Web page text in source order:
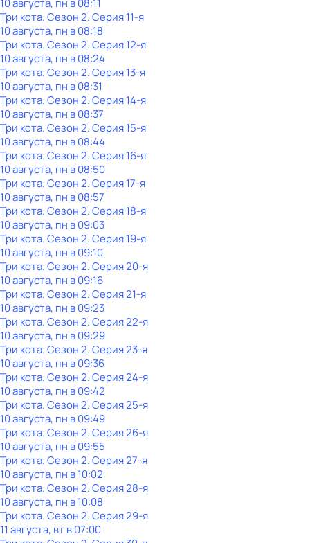
10 августа, пн в 08:11
Три кота. Сезон 2. Серия 11-я
10 августа, пн в 08:18
Три кота. Сезон 2. Серия 12-я
10 августа, пн в 08:24
Три кота. Сезон 2. Серия 13-я
10 августа, пн в 08:31
Три кота. Сезон 2. Серия 14-я
10 августа, пн в 08:37
Три кота. Сезон 2. Серия 15-я
10 августа, пн в 08:44
Три кота. Сезон 2. Серия 16-я
10 августа, пн в 08:50
Три кота. Сезон 2. Серия 17-я
10 августа, пн в 08:57
Три кота. Сезон 2. Серия 18-я
10 августа, пн в 09:03
Три кота. Сезон 2. Серия 19-я
10 августа, пн в 09:10
Три кота. Сезон 2. Серия 20-я
10 августа, пн в 09:16
Три кота. Сезон 2. Серия 21-я
10 августа, пн в 09:23
Три кота. Сезон 2. Серия 22-я
10 августа, пн в 09:29
Три кота. Сезон 2. Серия 23-я
10 августа, пн в 09:36
Три кота. Сезон 2. Серия 24-я
10 августа, пн в 09:42
Три кота. Сезон 2. Серия 25-я
10 августа, пн в 09:49
Три кота. Сезон 2. Серия 26-я
10 августа, пн в 09:55
Три кота. Сезон 2. Серия 27-я
10 августа, пн в 10:02
Три кота. Сезон 2. Серия 28-я
10 августа, пн в 10:08
Три кота. Сезон 2. Серия 29-я
11 августа, вт в 07:00